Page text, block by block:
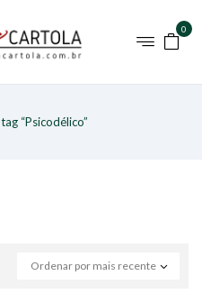
0
“Psicodélico”
Ordenar por mais recente